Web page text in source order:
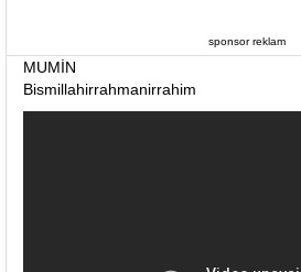
sponsor reklam
MUMİN
Bismillahirrahmanirrahim